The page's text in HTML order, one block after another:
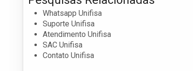
Whatsapp Unifisa
Suporte Unifisa
Atendimento Unifisa
SAC Unifisa
Contato Unifisa